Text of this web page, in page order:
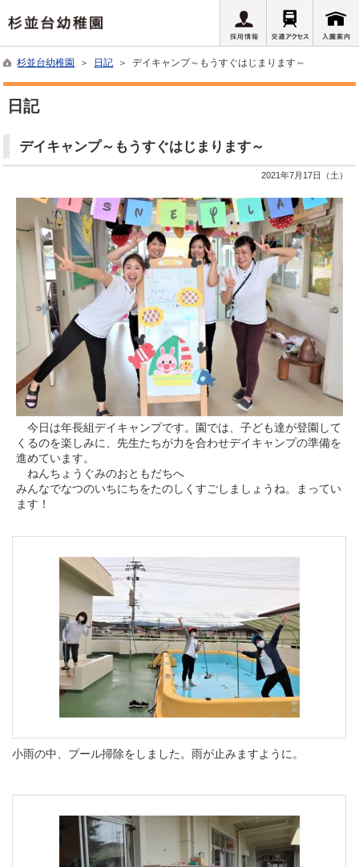
杉並台幼稚園 ＞ 日記 ＞ デイキャンプ～もうすぐはじまります～
日記
デイキャンプ～もうすぐはじまります～
2021年7月17日（土）
今日は年長組デイキャンプです。園では、子ども達が登園して
くるのを楽しみに、先生たちが力を合わせデイキャンプの準備を
進めています。
ねんちょうぐみのおともだちへ
みんなでなつのいちにちをたのしくすごしましょうね。まってい
ます！
小雨の中、プール掃除をしました。雨が止みますように。